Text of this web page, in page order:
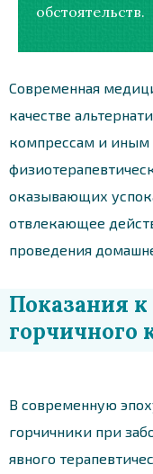
обстоятельств.
Современная
качестве
компрессам и иным
оказывающих
отвлекающее
проведения
Показания
горчичного
В современную
горчичники при
явного